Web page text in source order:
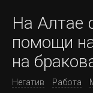
На Алтае
помощи
на
Негатив Работа